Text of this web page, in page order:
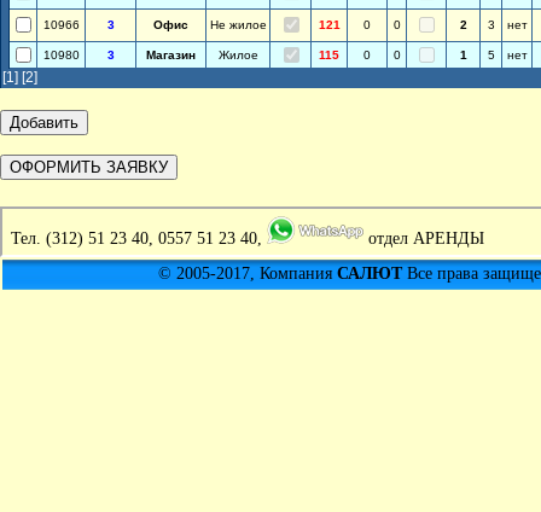
10966 3 Офис Не жилое 121 0 0 2 3 нет
10980 3 Магазин Жилое 115 0 0 1 5 нет
[1] [2]
Тел. (312) 51 23 40, 0557 51 23 40,
отдел АРЕНДЫ
© 2005-2017, Компания САЛЮТВсе права